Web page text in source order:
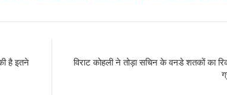
है इतने
विराट कोहली ने तोड़ा सचिन के वनडे शतकों का